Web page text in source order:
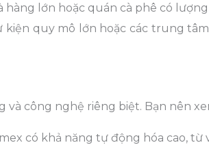
hàng lớn hoặc quán cà phê có
kiện quy mô lớn hoặc các trung
công nghệ riêng biệt. Bạn nên
có khả năng tự động hóa cao, từ